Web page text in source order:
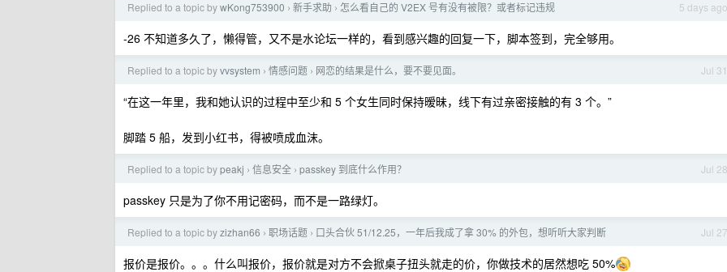
5 days ago
Replied to a topic bywKong753900 › 新手求助 › 怎么看自己的 V2EX 号有没有被限？或者标记违规
-26 不知道多久了，懒得管，又不是水论坛一样的，看到感兴趣的回复一下，脚本签到，完全够用。
Jul 31
Replied to a topic byvvsystem › 情感问题 › 网恋的结果是什么，要不要见面。
“在这一年里，我和她认识的过程中至少和 5 个女生同时保持暧昧，线下有过亲密接触的有 3 个。”
脚踏 5 船，发到小红书，得被喷成血沫。
Jul 28
Replied to a topic bypeakj › 信息安全 › passkey 到底什么作用？
passkey 只是为了你不用记密码，而不是一路绿灯。
Jul 27
Replied to a topic byzizhan66 › 职场话题 › 口头合伙 51/12.25，一年后我成了拿 30% 的外包，想听听大家判断
报价是报价。。。什么叫报价，报价就是对方不会掀桌子扭头就走的价，你做技术的居然想吃 50%